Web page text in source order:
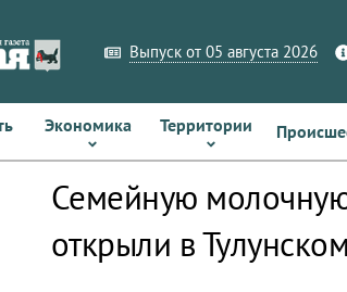
Выпуск от 05 августа 2026
Экономика Территории
Семейную
открыли в